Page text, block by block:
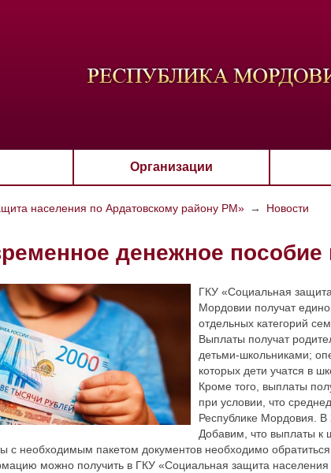
Организации
населения по Ардатовскому району РМ» → Новости
денежное пособие
ГКУ «Социальная
Мордовии получат
отдельных категорий
Выплаты получат
детьми-школьниками;
которых дети учатся в
Кроме того, выплаты
при условии, что
Республике Мордовия. В
Добавим, что выплаты к
с необходимым пакетом документов необходимо
можно получить в ГКУ «Социальная защита